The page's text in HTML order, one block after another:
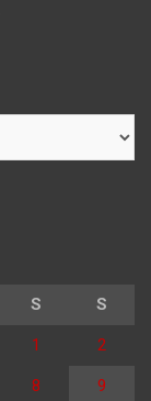
S S
1 2
8 9